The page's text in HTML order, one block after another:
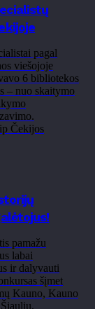
pagal
viešojoje
6 bibliotekos
– nuo skaitymo
Čekijos
pamažu
labai
ir dalyvauti
šįmet
Kauno, Kauno